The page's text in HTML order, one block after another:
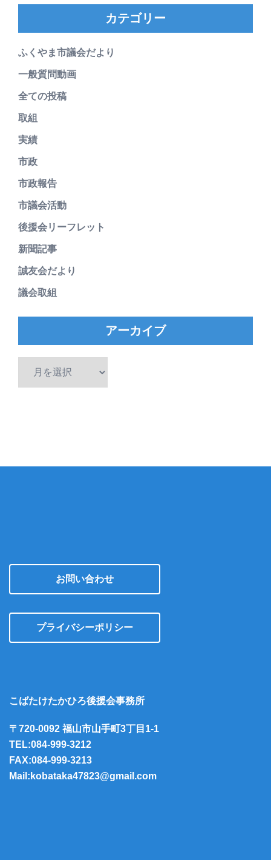
カテゴリー
ふくやま市議会だより
一般質問動画
全ての投稿
取組
実績
市政
市政報告
市議会活動
後援会リーフレット
新聞記事
誠友会だより
議会取組
アーカイブ
お問い合わせ
プライバシーポリシー
こばたけたかひろ後援会事務所
〒720-0092 福山市山手町3丁目1-1
TEL:084-999-3212
FAX:084-999-3213
Mail:kobataka47823@gmail.com